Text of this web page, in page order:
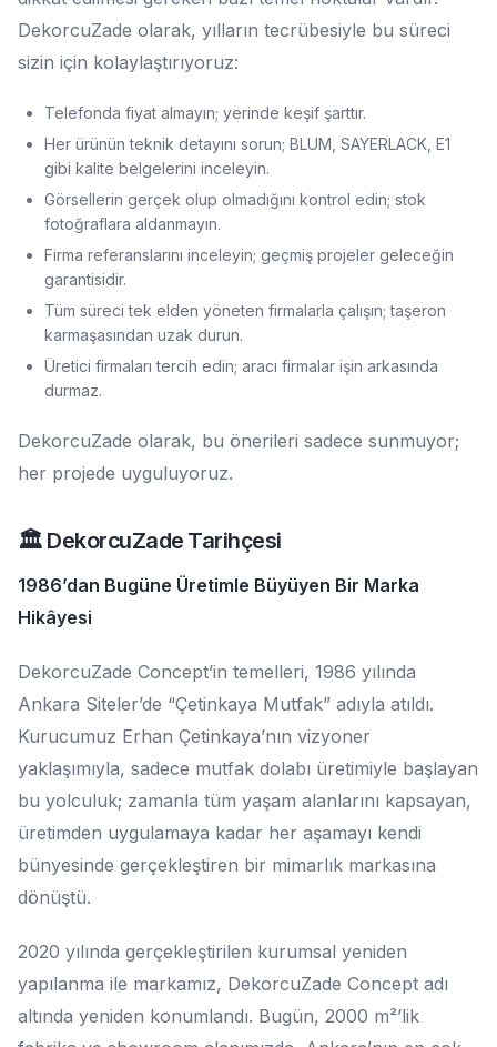
DekorcuZade olarak, yılların tecrübesiyle bu süreci
sizin için kolaylaştırıyoruz:
Telefonda fiyat almayın; yerinde keşif şarttır.
Her ürünün teknik detayını sorun; BLUM, SAYERLACK, E1
gibi kalite belgelerini inceleyin.
Görsellerin gerçek olup olmadığını kontrol edin; stok
fotoğraflara aldanmayın.
Firma referanslarını inceleyin; geçmiş projeler geleceğin
garantisidir.
Tüm süreci tek elden yöneten firmalarla çalışın; taşeron
karmaşasından uzak durun.
Üretici firmaları tercih edin; aracı firmalar işin arkasında
durmaz.
DekorcuZade olarak, bu önerileri sadece sunmuyor;
her projede uyguluyoruz.
🏛️ DekorcuZade Tarihçesi
1986’dan Bugüne Üretimle Büyüyen Bir Marka
Hikâyesi
DekorcuZade Concept’in temelleri, 1986 yılında
Ankara Siteler’de “Çetinkaya Mutfak” adıyla atıldı.
Kurucumuz Erhan Çetinkaya’nın vizyoner
yaklaşımıyla, sadece mutfak dolabı üretimiyle başlayan
bu yolculuk; zamanla tüm yaşam alanlarını kapsayan,
üretimden uygulamaya kadar her aşamayı kendi
bünyesinde gerçekleştiren bir mimarlık markasına
dönüştü.
2020 yılında gerçekleştirilen kurumsal yeniden
yapılanma ile markamız, DekorcuZade Concept adı
altında yeniden konumlandı. Bugün, 2000 m²’lik